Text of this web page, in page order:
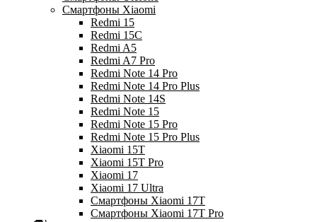
Смартфоны Xiaomi
Redmi 15
Redmi 15C
Redmi A5
Redmi A7 Pro
Redmi Note 14 Pro
Redmi Note 14 Pro Plus
Redmi Note 14S
Redmi Note 15
Redmi Note 15 Pro
Redmi Note 15 Pro Plus
Xiaomi 15T
Xiaomi 15T Pro
Xiaomi 17
Xiaomi 17 Ultra
Смартфоны Xiaomi 17Т
Смартфоны Xiaomi 17Т Pro